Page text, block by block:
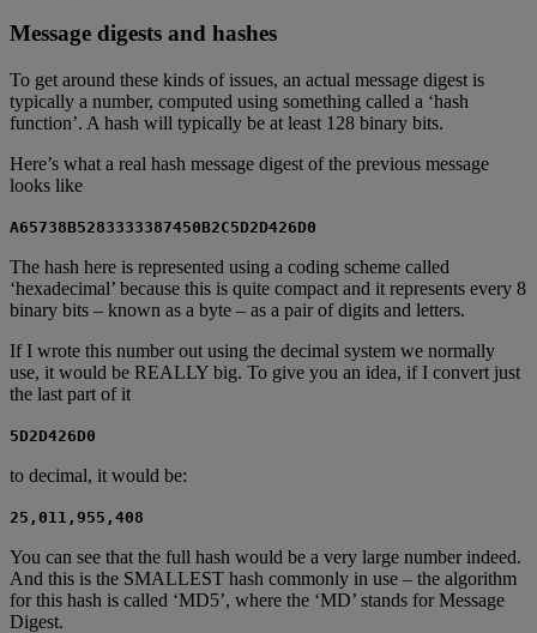
Message digests and hashes
To get around these kinds of issues, an actual message digest is
typically a number, computed using something called a ‘hash
function’. A hash will typically be at least 128 binary bits.
Here’s what a real hash message digest of the previous message
looks like
A65738B5283333387450B2C5D2D426D0
The hash here is represented using a coding scheme called
‘hexadecimal’ because this is quite compact and it represents every 8
binary bits – known as a byte – as a pair of digits and letters.
If I wrote this number out using the decimal system we normally
use, it would be REALLY big. To give you an idea, if I convert just
the last part of it
5D2D426D0
to decimal, it would be:
25,011,955,408
You can see that the full hash would be a very large number indeed.
And this is the SMALLEST hash commonly in use – the algorithm
for this hash is called ‘MD5’, where the ‘MD’ stands for Message
Digest.